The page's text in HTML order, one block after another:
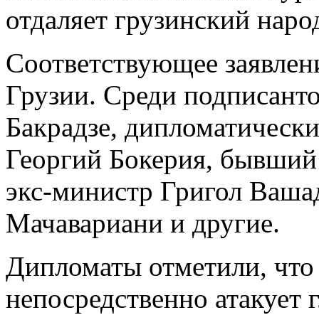
отдаляет грузинский
Соответствующее
Грузии. Среди
Бакрадзе,
Георгий Бокерия,
экс-министр Григол
Мачавариани и другие.
Дипломаты отметили,
непосредственно